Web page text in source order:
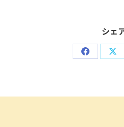
シェ
Share